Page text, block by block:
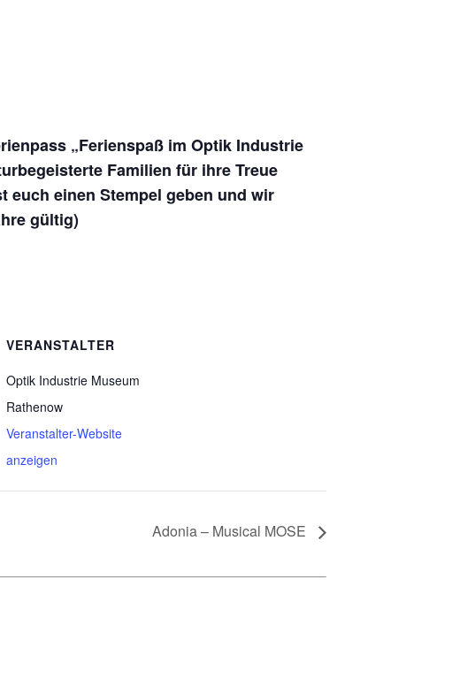
„Ferienspaß im Optik Industrie
Familien für ihre Treue
euch einen Stempel geben und wir
gültig)
VERANSTALTER
Optik Industrie Museum
Rathenow
Veranstalter-Website
anzeigen
Adonia – Musical MOSE